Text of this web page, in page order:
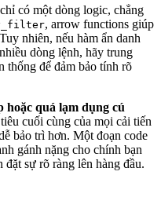
có một dòng logic, chẳng
, arrow functions giúp
nhiên, nếu hàm ẩn danh
dòng lệnh, hãy trung
thống để đảm bảo tính rõ
hoặc quá lạm dụng cú
cuối cùng của mọi cải tiến
bảo trì hơn. Một đoạn code
gánh nặng cho chính bạn
sự rõ ràng lên hàng đầu.